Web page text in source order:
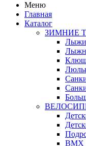
Меню
Главная
Каталог
ЗИМНИЕ
Лыжи
BMX